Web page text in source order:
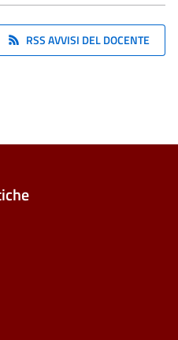
RSS AVVISI DEL DOCENTE